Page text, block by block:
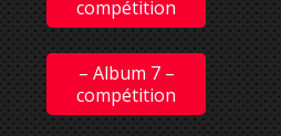
compétition
– Album 7 –
compétition